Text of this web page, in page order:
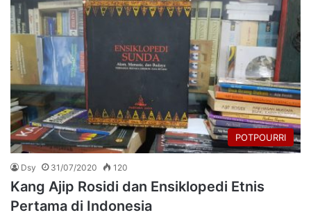
POTPOURRI
Dsy 31/07/2020 120
Kang Ajip Rosidi dan Ensiklopedi Etnis
Pertama di Indonesia